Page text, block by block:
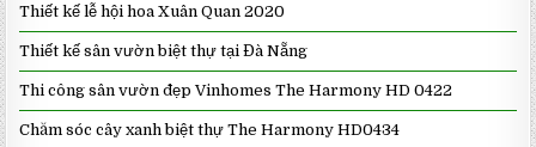
Thiết kế lễ hội hoa Xuân Quan 2020
Thiết kế sân vườn biệt thự tại Đà Nẵng
Thi công sân vườn đẹp Vinhomes The Harmony HD 0422
Chăm sóc cây xanh biệt thự The Harmony HD0434